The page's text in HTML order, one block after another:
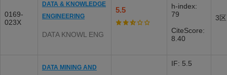
0169-
023X
DATA & KNOWLEDGE
ENGINEERING
DATA KNOWL ENG
5.5
h-index:
79
CiteScore:
8.40
3区
DATA MINING AND
IF: 5.5